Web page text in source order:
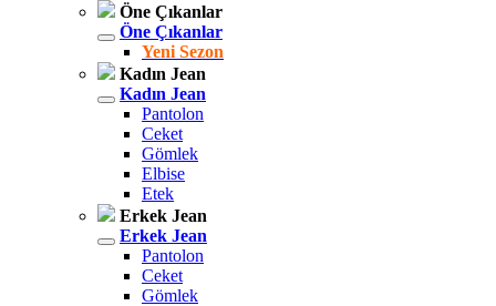
Öne Çıkanlar
Öne Çıkanlar
Yeni Sezon
Kadın Jean
Kadın Jean
Pantolon
Ceket
Gömlek
Elbise
Etek
Erkek Jean
Erkek Jean
Pantolon
Ceket
Gömlek